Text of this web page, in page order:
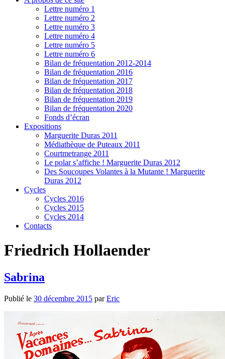
Lettre numéro 1
Lettre numéro 2
Lettre numéro 3
Lettre numéro 4
Lettre numéro 5
Lettre numéro 6
Bilan de fréquentation 2012-2014
Bilan de fréquentation 2016
Bilan de fréquentation 2017
Bilan de fréquentation 2018
Bilan de fréquentation 2019
Bilan de fréquentation 2020
Fonds d’écran
Expositions
Marguerite Duras 2011
Médiathèque de Puteaux 2011
Courtmetrange 2011
Le polar s’affiche ! Marguerite Duras 2012
Des Soucoupes Volantes à la Mutante ! Marguerite
Duras 2012
Cycles
Cycles 2016
Cycles 2015
Cycles 2014
Contacts
Friedrich Hollaender
Sabrina
Publié le 30 décembre 2015 parEric